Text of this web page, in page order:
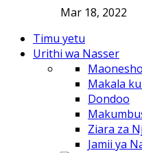
Mar 18, 2022
Timu yetu
Urithi wa Nasser
Maonesho
Makala
Dondoo
Ziara za
Jamii ya